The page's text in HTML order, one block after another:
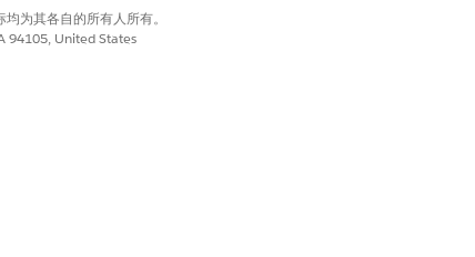
是
为其各自的所有人所有。
94105, United States